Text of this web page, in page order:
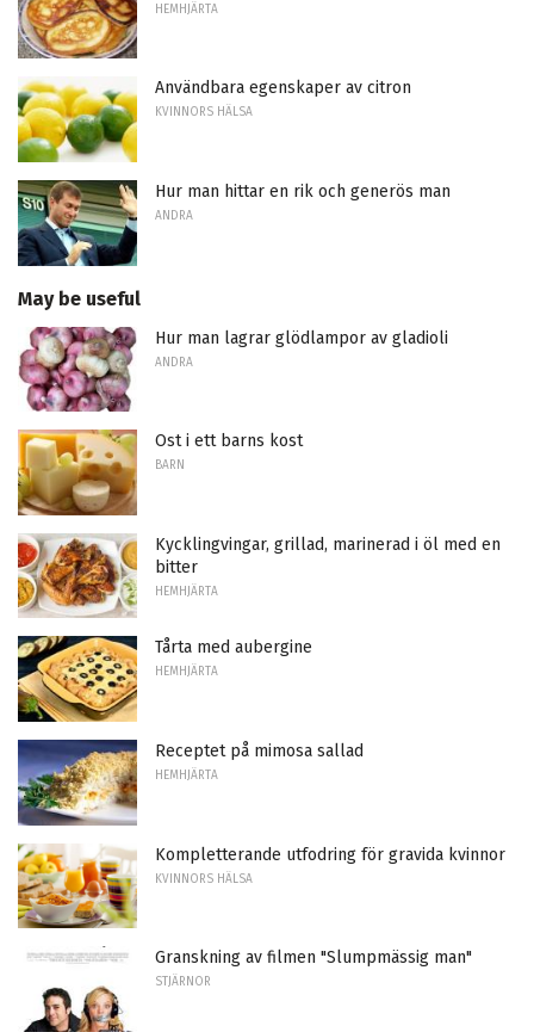
HEMHJÄRTA
Användbara egenskaper av citron
KVINNORS HÄLSA
Hur man hittar en rik och generös man
ANDRA
May be useful
Hur man lagrar glödlampor av gladioli
ANDRA
Ost i ett barns kost
BARN
Kycklingvingar, grillad, marinerad i öl med en
bitter
HEMHJÄRTA
Tårta med aubergine
HEMHJÄRTA
Receptet på mimosa sallad
HEMHJÄRTA
Kompletterande utfodring för gravida kvinnor
KVINNORS HÄLSA
Granskning av filmen "Slumpmässig man"
STJÄRNOR